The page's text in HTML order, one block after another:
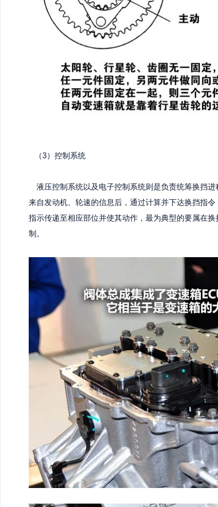
（3）控制系统
液压控制系统以及电子控制系统则是负责统筹换挡
来自发动机、轮速的信息后，通过计算并下达换挡指
指示传递至相应部位并使其动作，最为典型的要属在
制。